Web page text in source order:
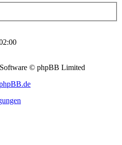
© phpBB Limited